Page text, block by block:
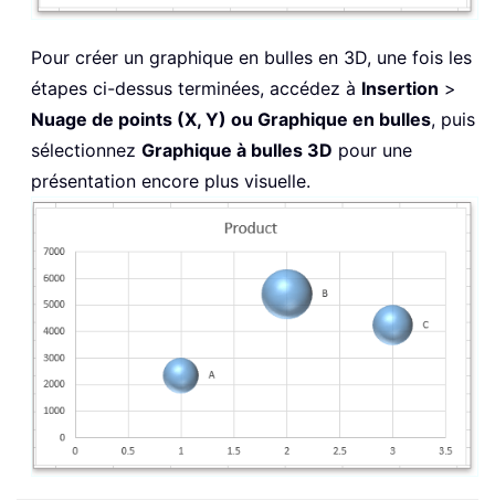
Pour créer un graphique en bulles en 3D, une fois les
étapes ci-dessus terminées, accédez à Insertion >
Nuage de points (X, Y) ou Graphique en bulles, puis
sélectionnez Graphique à bulles 3D pour une
présentation encore plus visuelle.